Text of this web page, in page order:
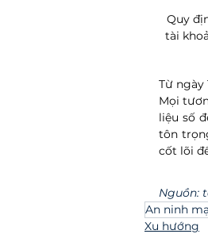
Quy
tài
Từ ngày
Mọi
liệu số
tôn
cốt lõi
Nguồn:
An ninh
Xu hướng